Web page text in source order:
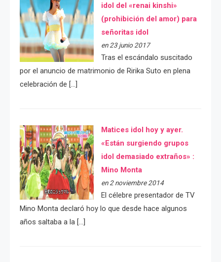
idol del «renai kinshi»
(prohibición del amor) para
señoritas idol
en 23 junio 2017
Tras el escándalo suscitado
por el anuncio de matrimonio de Ririka Suto en plena
celebración de […]
Matices idol hoy y ayer.
«Están surgiendo grupos
idol demasiado extraños» :
Mino Monta
en 2 noviembre 2014
El célebre presentador de TV
Mino Monta declaró hoy lo que desde hace algunos
años saltaba a la […]